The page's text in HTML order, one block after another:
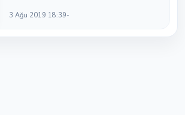
3 Ağu 2019 18:39